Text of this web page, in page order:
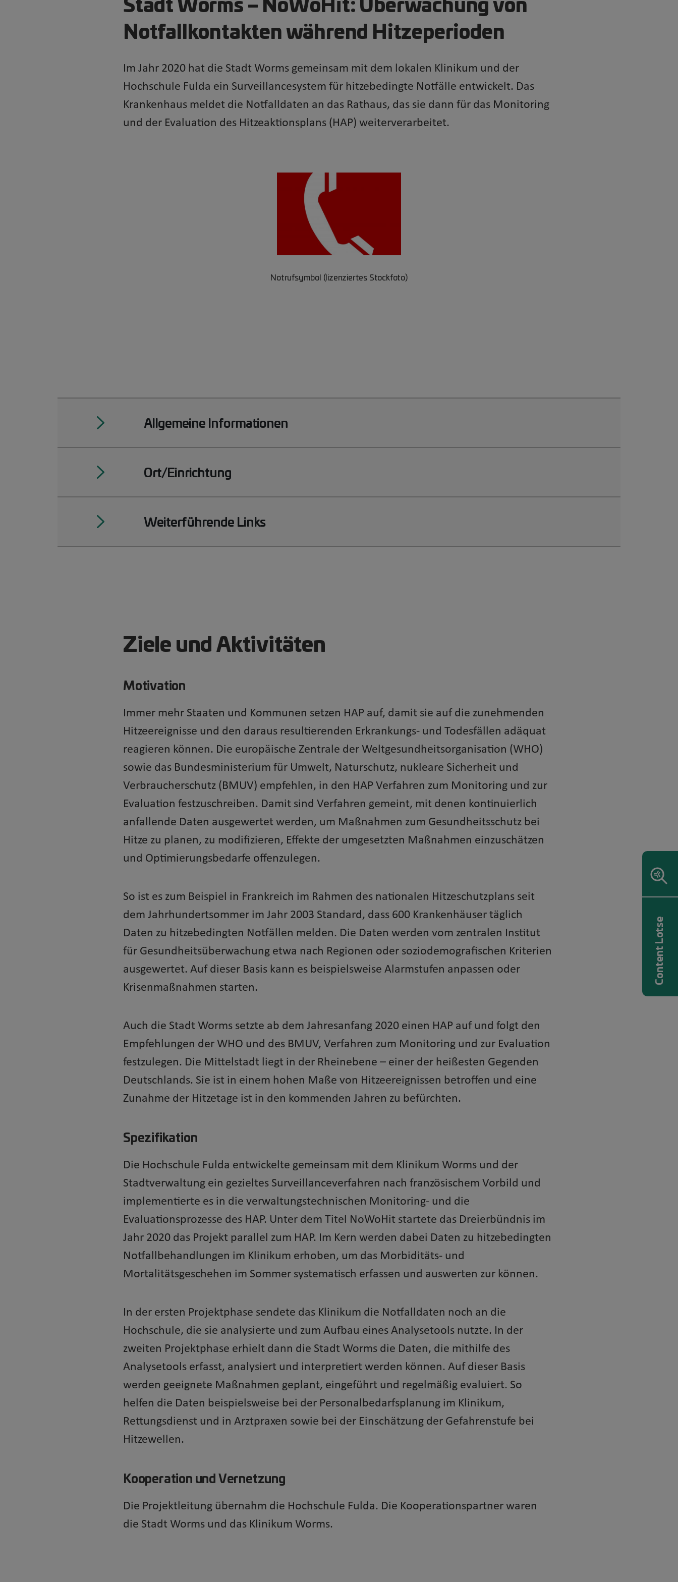
Notfallkontakten während Hitzeperioden
Im Jahr 2020 hat die Stadt Worms gemeinsam mit dem lokalen Klinikum und der
Hochschule Fulda ein Surveillancesystem für hitzebedingte Notfälle entwickelt. Das
Krankenhaus meldet die Notfalldaten an das Rathaus, das sie dann für das Monitoring
und der Evaluation des Hitzeaktionsplans (HAP) weiterverarbeitet.
Notrufsymbol (lizenziertes Stockfoto)
Allgemeine Informationen
Ort/Einrichtung
Weiterführende Links
Ziele und Aktivitäten
Motivation
Immer mehr Staaten und Kommunen setzen HAP auf, damit sie auf die zunehmenden
Hitzeereignisse und den daraus resultierenden Erkrankungs- und Todesfällen adäquat
reagieren können. Die europäische Zentrale der Weltgesundheitsorganisation (WHO)
sowie das Bundesministerium für Umwelt, Naturschutz, nukleare Sicherheit und
Verbraucherschutz (BMUV) empfehlen, in den HAP Verfahren zum Monitoring und zur
Evaluation festzuschreiben. Damit sind Verfahren gemeint, mit denen kontinuierlich
anfallende Daten ausgewertet werden, um Maßnahmen zum Gesundheitsschutz bei
Hitze zu planen, zu modifizieren, Effekte der umgesetzten Maßnahmen einzuschätzen
und Optimierungsbedarfe offenzulegen.
So ist es zum Beispiel in Frankreich im Rahmen des nationalen Hitzeschutzplans seit
dem Jahrhundertsommer im Jahr 2003 Standard, dass 600 Krankenhäuser täglich
Daten zu hitzebedingten Notfällen melden. Die Daten werden vom zentralen Institut
für Gesundheitsüberwachung etwa nach Regionen oder soziodemografischen Kriterien
ausgewertet. Auf dieser Basis kann es beispielsweise Alarmstufen anpassen oder
Krisenmaßnahmen starten.
Auch die Stadt Worms setzte ab dem Jahresanfang 2020 einen HAP auf und folgt den
Empfehlungen der WHO und des BMUV, Verfahren zum Monitoring und zur Evaluation
festzulegen. Die Mittelstadt liegt in der Rheinebene – einer der heißesten Gegenden
Deutschlands. Sie ist in einem hohen Maße von Hitzeereignissen betroffen und eine
Zunahme der Hitzetage ist in den kommenden Jahren zu befürchten.
Spezifikation
Die Hochschule Fulda entwickelte gemeinsam mit dem Klinikum Worms und der
Stadtverwaltung ein gezieltes Surveillanceverfahren nach französischem Vorbild und
implementierte es in die verwaltungstechnischen Monitoring- und die
Evaluationsprozesse des HAP. Unter dem Titel NoWoHit startete das Dreierbündnis im
Jahr 2020 das Projekt parallel zum HAP. Im Kern werden dabei Daten zu hitzebedingten
Notfallbehandlungen im Klinikum erhoben, um das Morbiditäts- und
Mortalitätsgeschehen im Sommer systematisch erfassen und auswerten zur können.
In der ersten Projektphase sendete das Klinikum die Notfalldaten noch an die
Hochschule, die sie analysierte und zum Aufbau eines Analysetools nutzte. In der
zweiten Projektphase erhielt dann die Stadt Worms die Daten, die mithilfe des
Analysetools erfasst, analysiert und interpretiert werden können. Auf dieser Basis
werden geeignete Maßnahmen geplant, eingeführt und regelmäßig evaluiert. So
helfen die Daten beispielsweise bei der Personalbedarfsplanung im Klinikum,
Rettungsdienst und in Arztpraxen sowie bei der Einschätzung der Gefahrenstufe bei
Hitzewellen.
Kooperation und Vernetzung
Die Projektleitung übernahm die Hochschule Fulda. Die Kooperationspartner waren
die Stadt Worms und das Klinikum Worms.
Content Lotse